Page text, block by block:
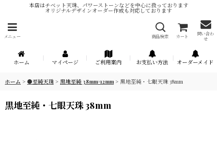
本店はチベット天珠、パワーストーンなどを中心に扱っております
オリジナルデザインオーダー作成も対応しております
メニュー 商品検索 カート
問い合わ
せ
ホーム マイページ ご利用案内 お支払い方法 オーダーメイド
ホーム > ●至純天珠 > 黒地至純 38mm×12mm > 黒地至純・七眼天珠 38mm
黒地至純・七眼天珠 38mm